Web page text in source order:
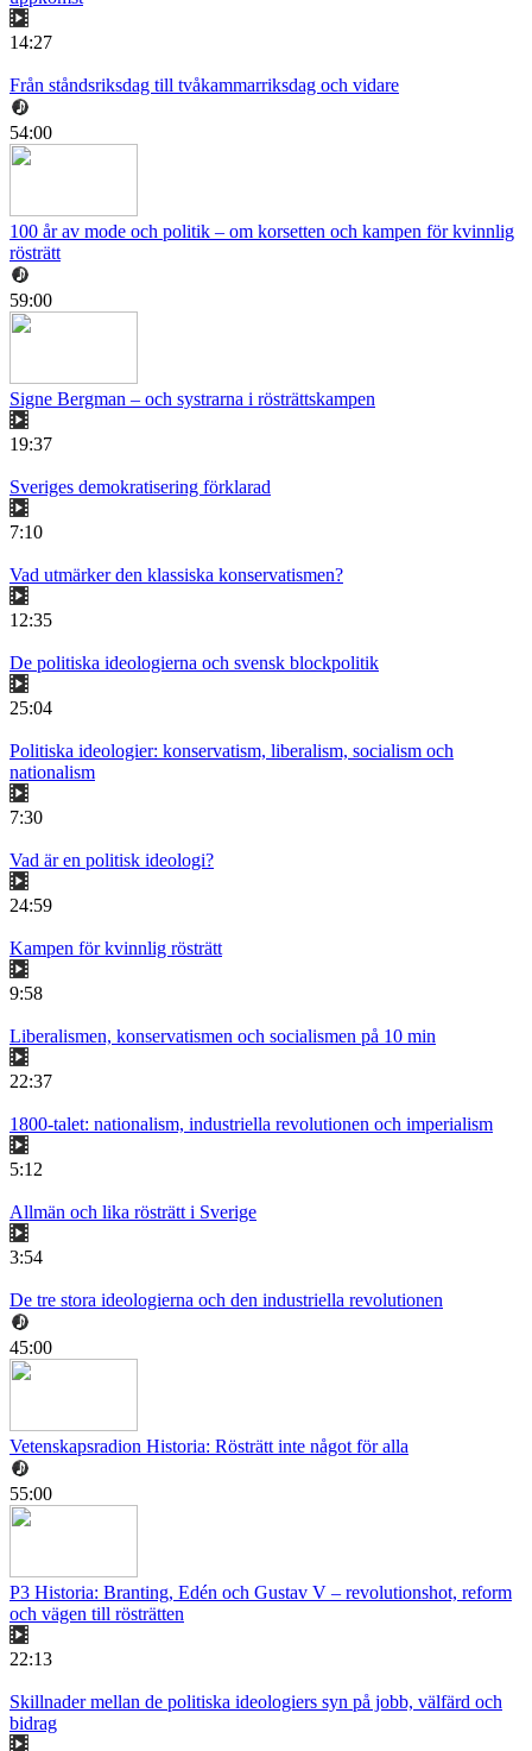
14:27
Från ståndsriksdag till tvåkammarriksdag och vidare
54:00
100 år av mode och politik – om korsetten och kampen för kvinnlig
rösträtt
59:00
Signe Bergman – och systrarna i rösträttskampen
19:37
Sveriges demokratisering förklarad
7:10
Vad utmärker den klassiska konservatismen?
12:35
De politiska ideologierna och svensk blockpolitik
25:04
Politiska ideologier: konservatism, liberalism, socialism och
nationalism
7:30
Vad är en politisk ideologi?
24:59
Kampen för kvinnlig rösträtt
9:58
Liberalismen, konservatismen och socialismen på 10 min
22:37
1800-talet: nationalism, industriella revolutionen och imperialism
5:12
Allmän och lika rösträtt i Sverige
3:54
De tre stora ideologierna och den industriella revolutionen
45:00
Vetenskapsradion Historia: Rösträtt inte något för alla
55:00
P3 Historia: Branting, Edén och Gustav V – revolutionshot, reform
och vägen till rösträtten
22:13
Skillnader mellan de politiska ideologiers syn på jobb, välfärd och
bidrag